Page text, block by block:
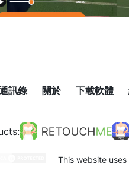
訊錄 關於 下載軟體
This website